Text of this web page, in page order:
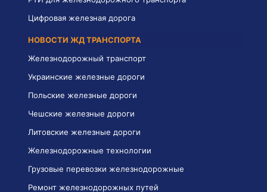
Цифровая железная дорога
НОВОСТИ ЖД ТРАНСПОРТА
Железнодорожный транспорт
Украинские железные дороги
Польские железные дороги
Чешские железные дороги
Литовские железные дороги
Железнодорожные технологии
Грузовые перевозки железнодорожные
Ремонт железнодорожных путей